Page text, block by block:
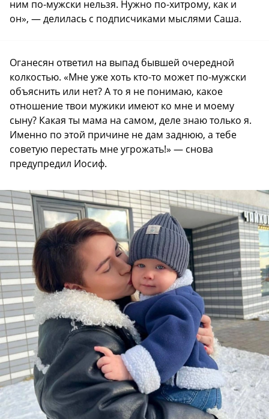
ним по-мужски нельзя. Нужно по-хитрому, как и
он», — делилась с подписчиками мыслями Саша.
Оганесян ответил на выпад бывшей очередной
колкостью. «Мне уже хоть кто-то может по-мужски
объяснить или нет? А то я не понимаю, какое
отношение твои мужики имеют ко мне и моему
сыну? Какая ты мама на самом, деле знаю только я.
Именно по этой причине не дам заднюю, а тебе
советую перестать мне угрожать!» — снова
предупредил Иосиф.